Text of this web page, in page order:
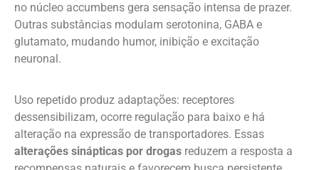
no núcleo accumbens gera sensação intensa de prazer.
Outras substâncias modulam serotonina, GABA e
glutamato, mudando humor, inibição e excitação
neuronal.
Uso repetido produz adaptações: receptores
dessensibilizam, ocorre regulação para baixo e há
alteração na expressão de transportadores. Essas
alterações sinápticas por drogas reduzem a resposta a